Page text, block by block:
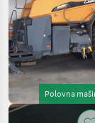
PUTANJA
Challenger
IZABERITE
KATEGORIJU
15 Polovna